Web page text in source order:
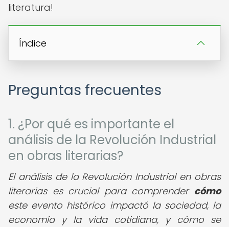
literatura!
Índice
Preguntas frecuentes
1. ¿Por qué es importante el
análisis de la Revolución Industrial
en obras literarias?
El análisis de la Revolución Industrial en obras
literarias es crucial para comprender cómo
este evento histórico impactó la sociedad, la
economía y la vida cotidiana, y cómo se